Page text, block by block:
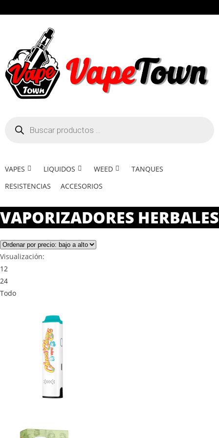
VAPES LIQUIDOS WEED
TANQUES
RESISTENCIAS
ACCESORIOS
VAPORIZADORES HERBALES
Visualización:
12
24
Todo